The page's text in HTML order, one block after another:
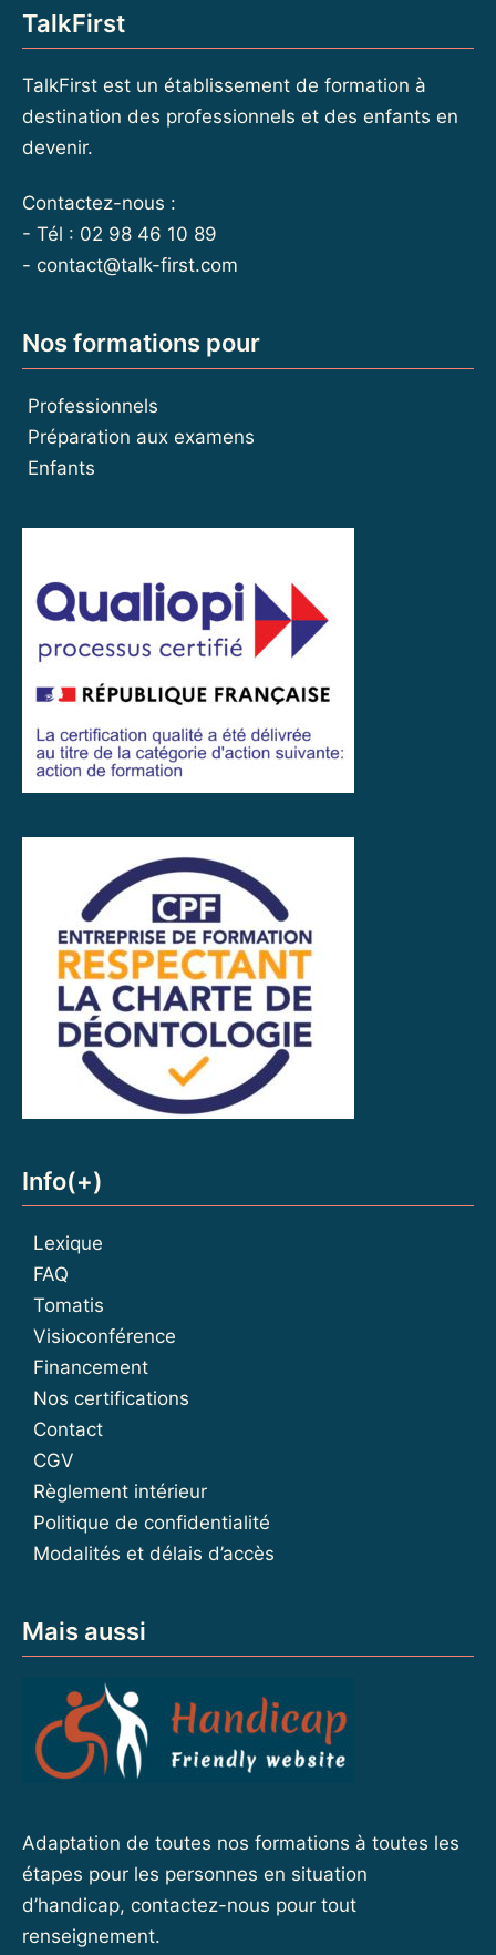
TalkFirst
TalkFirst est un établissement de formation à
destination des professionnels et des enfants en
devenir.
Contactez-nous :
- Tél : 02 98 46 10 89
- contact@talk-first.com
Nos formations pour
Professionnels
Préparation aux examens
Enfants
Info(+)
Lexique
FAQ
Tomatis
Visioconférence
Financement
Nos certifications
Contact
CGV
Règlement intérieur
Politique de confidentialité
Modalités et délais d’accès
Mais aussi
Adaptation de toutes nos formations à toutes les
étapes pour les personnes en situation
d’handicap, contactez-nous pour tout
renseignement.